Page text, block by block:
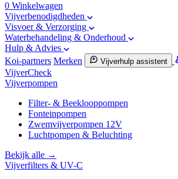
0 Winkelwagen
Vijverbenodigdheden
Visvoer & Verzorging
Waterbehandeling & Onderhoud
Hulp & Advies
Koi-partners Merken Vijverhulp assistent
VijverCheck
Vijverpompen
Filter- & Beeklooppompen
Fonteinpompen
Zwemvijverpompen 12V
Luchtpompen & Beluchting
Bekijk alle →
Vijverfilters & UV-C